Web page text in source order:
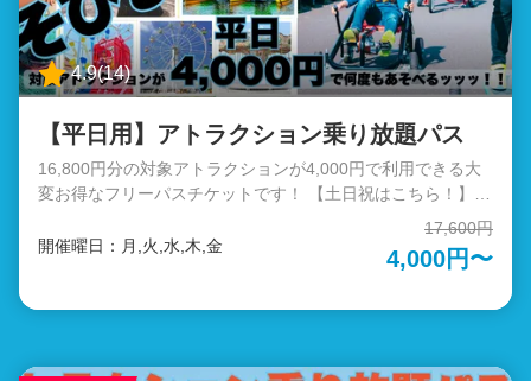
4.9(14)
【平日用】アトラクション乗り放題パス
16,800円分の対象アトラクションが4,000円で利用できる大
変お得なフリーパスチケットです！ 【土日祝はこちら！】
https://ticket.soleil-park.jp/top/products/2378f98d-a8a3-
5ab5-93e8-da855a071ddf?lng=ja 観覧車、ゴーカートなどの
人気遊具に加え、全長300mのジップラインや、高さ15mの
クション乗り放題パスで、朝から晩までソレイユの丘で遊び
開催曜日：月,火,水,木,金
17,600円
4,000円〜